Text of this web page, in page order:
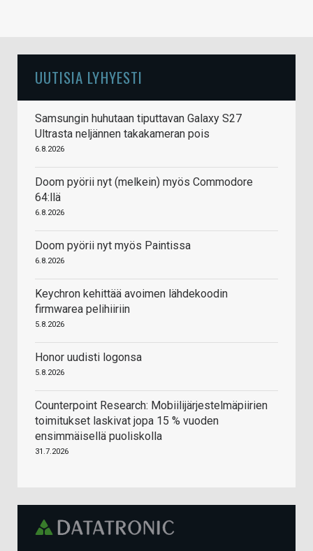
UUTISIA LYHYESTI
Samsungin huhutaan tiputtavan Galaxy S27
Ultrasta neljännen takakameran pois
6.8.2026
Doom pyörii nyt (melkein) myös Commodore
64:llä
6.8.2026
Doom pyörii nyt myös Paintissa
6.8.2026
Keychron kehittää avoimen lähdekoodin
firmwarea pelihiiriin
5.8.2026
Honor uudisti logonsa
5.8.2026
Counterpoint Research: Mobiilijärjestelmäpiirien
toimitukset laskivat jopa 15 % vuoden
ensimmäisellä puoliskolla
31.7.2026